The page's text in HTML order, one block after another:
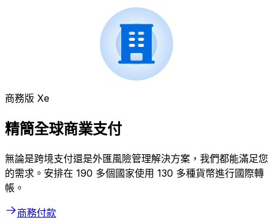
商務版 Xe
精簡全球商業支付
無論是跨境支付還是外匯風險管理解決方案，我們都能滿足您
的需求。安排在 190 多個國家使用 130 多種貨幣進行國際轉
帳。
商務付款